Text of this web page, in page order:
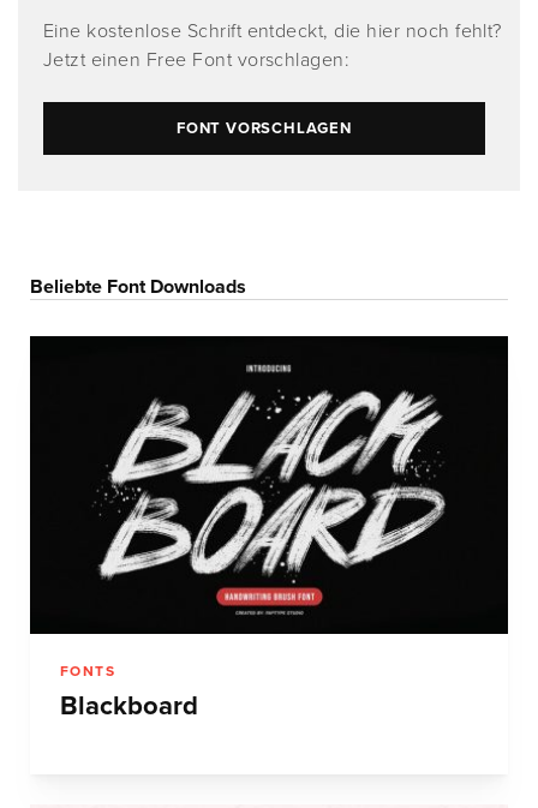
Eine kostenlose Schrift entdeckt, die hier noch fehlt?
Jetzt einen Free Font vorschlagen:
FONT VORSCHLAGEN
Beliebte Font Downloads
FONTS
Blackboard